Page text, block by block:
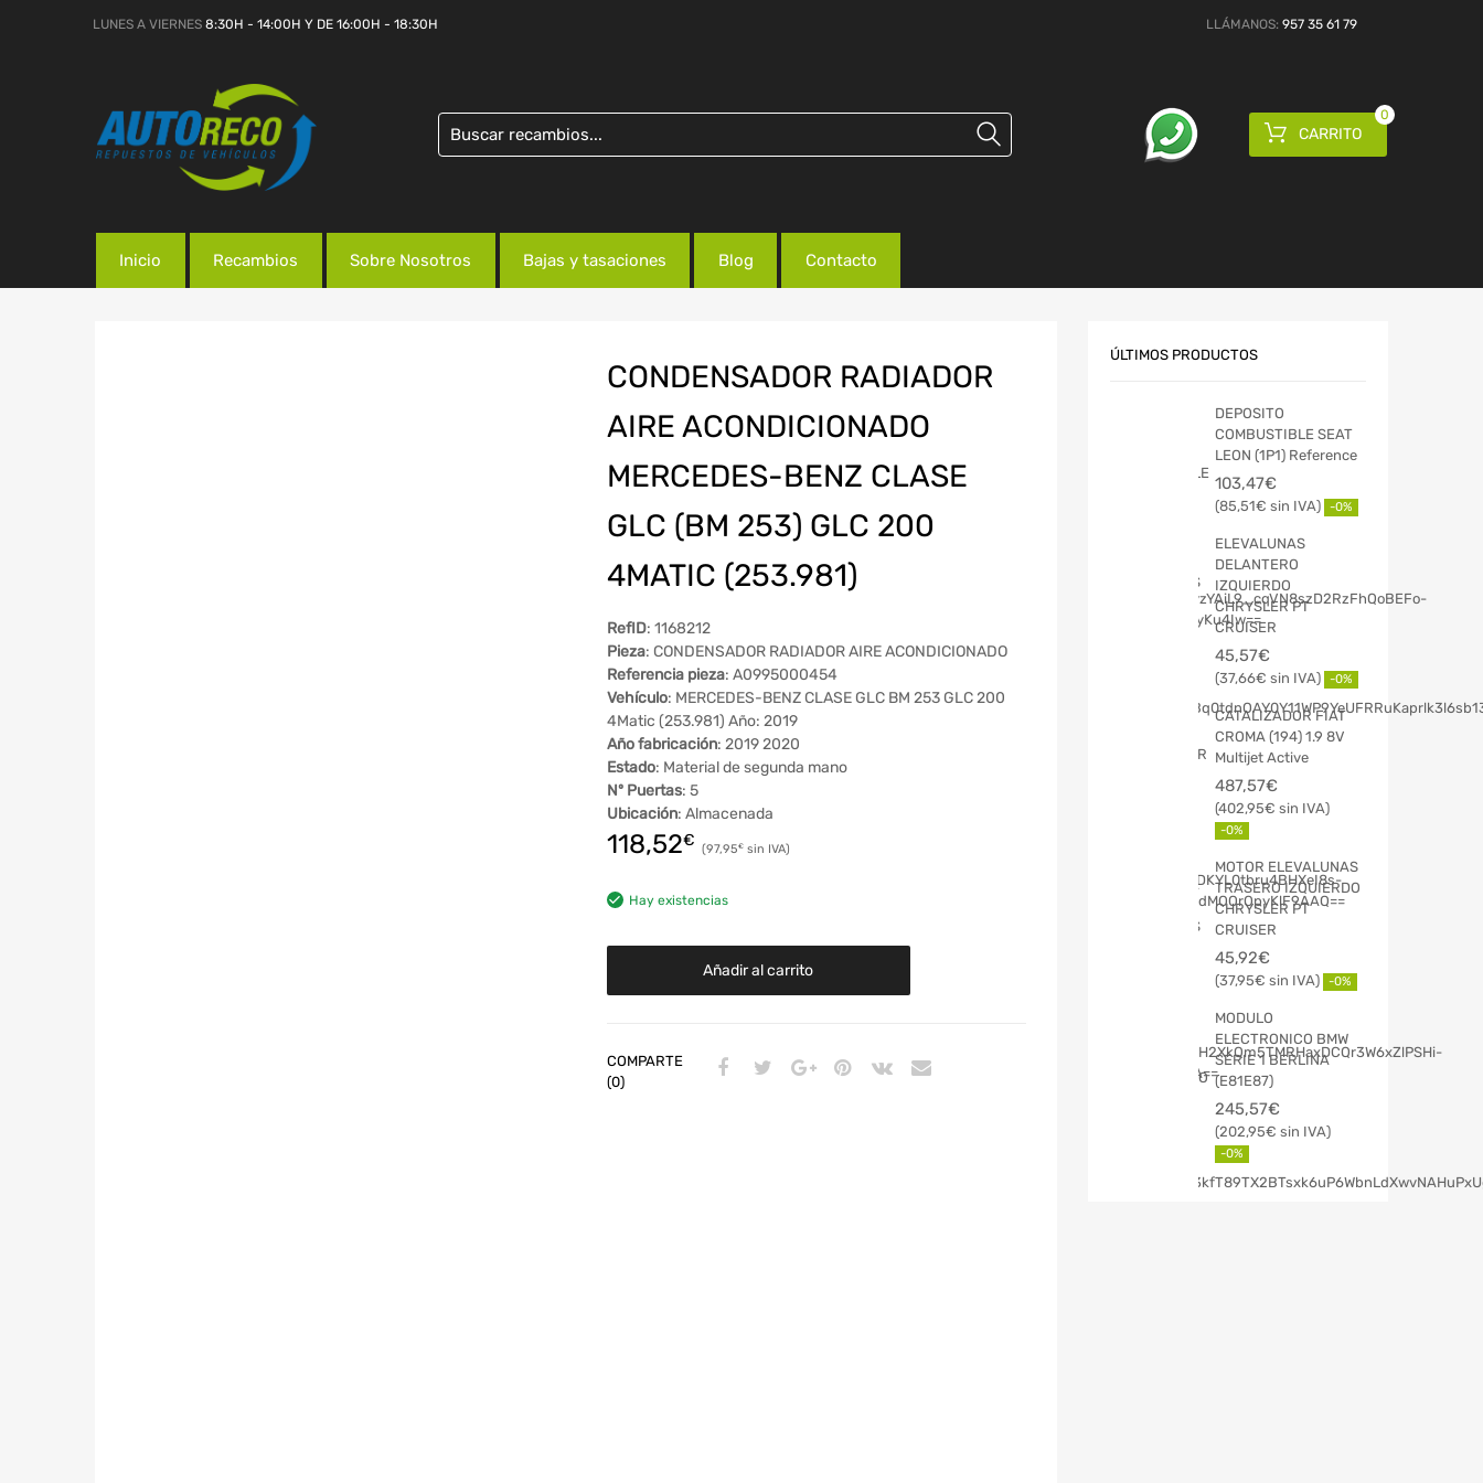
LUNES A VIERNES 8:30H - 14:00H Y DE 16:00H - 18:30H LLÁMANOS: 957 35 61 79
CARRITO
0
Inicio Recambios Sobre Nosotros Bajas y tasaciones Blog Contacto
CONDENSADOR RADIADOR
AIRE ACONDICIONADO
MERCEDES-BENZ CLASE
GLC (BM 253) GLC 200
4MATIC (253.981)
RefID: 1168212
Pieza: CONDENSADOR RADIADOR AIRE ACONDICIONADO
Referencia pieza: A0995000454
Vehículo: MERCEDES-BENZ CLASE GLC BM 253 GLC 200
4Matic (253.981) Año: 2019
Año fabricación: 2019 2020
Estado: Material de segunda mano
Nº Puertas: 5
Ubicación: Almacenada
118,52€ 97,95€
Hay existencias
Añadir al carrito
COMPARTE
(0)
ÚLTIMOS PRODUCTOS
DEPOSITO
COMBUSTIBLE SEAT
LEON (1P1) Reference
103,47€
85,51€ -0%
ELEVALUNAS
DELANTERO
IZQUIERDO
CHRYSLER PT
CRUISER
45,57€
37,66€ -0%
CATALIZADOR FIAT
CROMA (194) 1.9 8V
Multijet Active
487,57€
402,95€
-0%
MOTOR ELEVALUNAS
TRASERO IZQUIERDO
CHRYSLER PT
CRUISER
45,92€
37,95€ -0%
MODULO
ELECTRONICO BMW
SERIE 1 BERLINA
(E81E87)
245,57€
202,95€
-0%